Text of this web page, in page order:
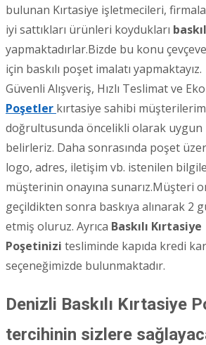
bulunan Kırtasiye işletmecileri,
iyi sattıkları ürünleri koydukları
yapmaktadırlar.Bizde bu konu
için baskılı poşet imalatı yapmaktayız.
Güvenli Alışveriş, Hızlı Teslimat ve
Poşetler kırtasiye sahibi
doğrultusunda öncelikli olarak uygun
belirleriz. Daha sonrasında poşet
logo, adres, iletişim vb. istenilen
müşterinin onayına sunarız.Müşteri
geçildikten sonra baskıya alınarak 2
etmiş oluruz. Ayrıca Baskılı Kırtasiye
Poşetinizi tesliminde kapıda kredi
seçeneğimizde bulunmaktadır.
Denizli Baskılı Kırtasiye
tercihinin sizlere